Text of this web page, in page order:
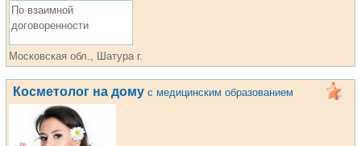
По взаимной
договоренности
Московская обл., Шатура г.
Косметолог на дому с медицинским образованием